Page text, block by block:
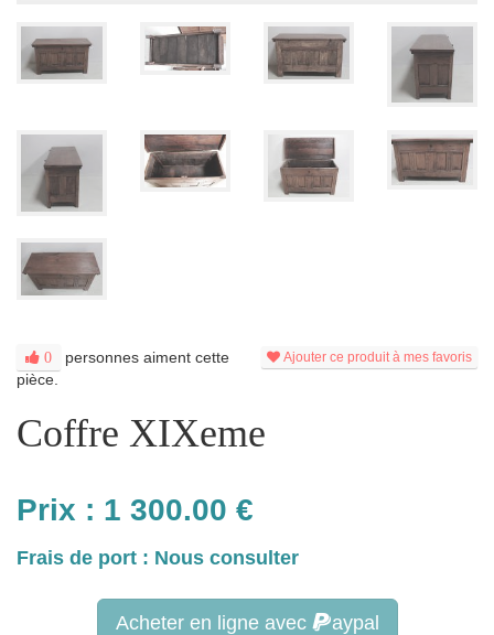
Ajouter ce produit à mes favoris
0
personnes aiment cette
pièce.
Coffre XIXeme
Prix : 1 300.00 €
Frais de port : Nous consulter
Acheter en ligne avec aypal